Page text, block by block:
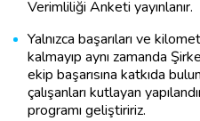
Verimliliği Anketi yayınlanır.
Yalnızca başarıları ve
kalmayıp aynı zamanda
ekip başarısına katkıda
çalışanları kutlayan
programı geliştiririz.